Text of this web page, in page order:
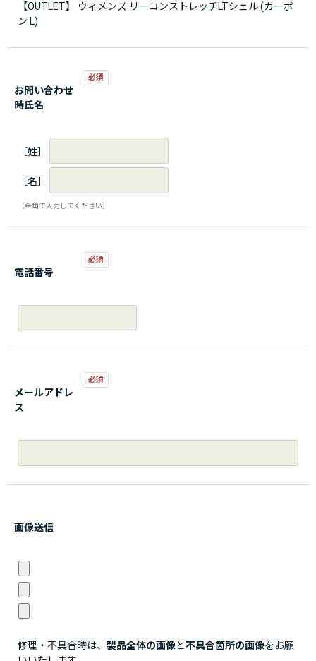
【OUTLET】 ウィメンズ リーコンストレッチLTシェル (カーボ
ン L)
お問い合わせ
時氏名
［姓］
［名］
（全角で入力してください）
電話番号
メールアドレ
ス
画像送信
修理・不具合時は、 製品全体の画像と不具合箇所の画像をお願